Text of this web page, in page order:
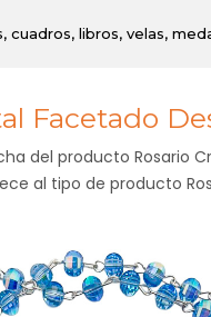
cuadros, libros, velas,
Facetado
del producto Rosario
al tipo de producto